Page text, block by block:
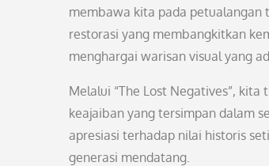
membawa kita pada petualangan
restorasi yang membangkitkan
menghargai warisan visual yang
Melalui “The Lost Negatives”,
keajaiban yang tersimpan dalam
apresiasi terhadap nilai historis
generasi mendatang.